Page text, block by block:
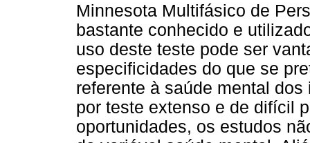
Minnesota Multifásico de
bastante conhecido e
uso deste teste pode ser
especificidades do que se
referente à saúde mental
por teste extenso e de difícil
oportunidades, os estudos